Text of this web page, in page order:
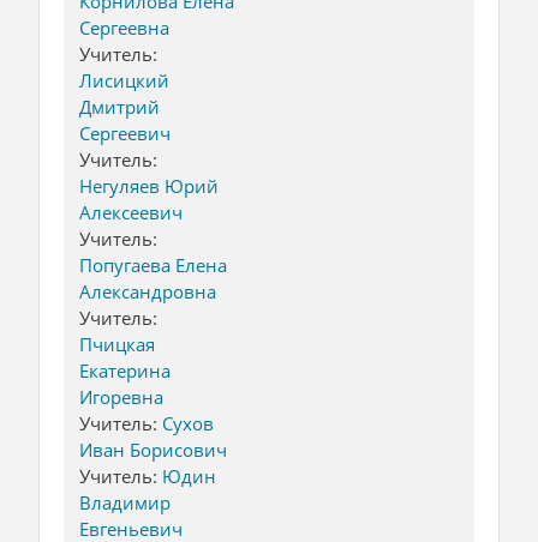
Сергеевна
Учитель:
Лисицкий
Дмитрий
Сергеевич
Учитель:
Негуляев Юрий
Алексеевич
Учитель:
Попугаева Елена
Александровна
Учитель:
Пчицкая
Екатерина
Игоревна
Учитель: Сухов
Иван Борисович
Учитель: Юдин
Владимир
Евгеньевич